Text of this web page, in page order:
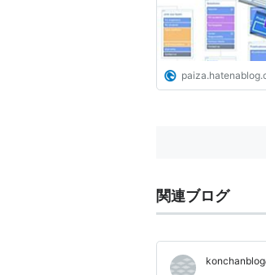
関連ブログ